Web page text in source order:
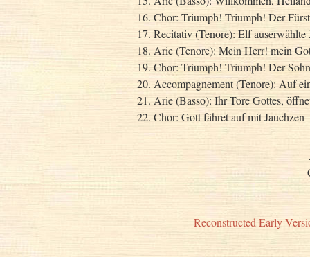
16. Chor: Triumph! Triumph! Der
17. Recitativ (Tenore): Elf auserwählte
18. Arie (Tenore): Mein Herr! mein
19. Chor: Triumph! Triumph! Der
20. Accompagnement (Tenore): Auf
21. Arie (Basso): Ihr Tore Gottes,
22. Chor: Gott fähret auf mit Jauchzen
Reconstructed Early